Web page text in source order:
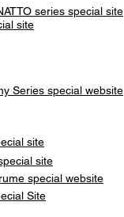
series special site
site
Series special website
site
site
special website
Site